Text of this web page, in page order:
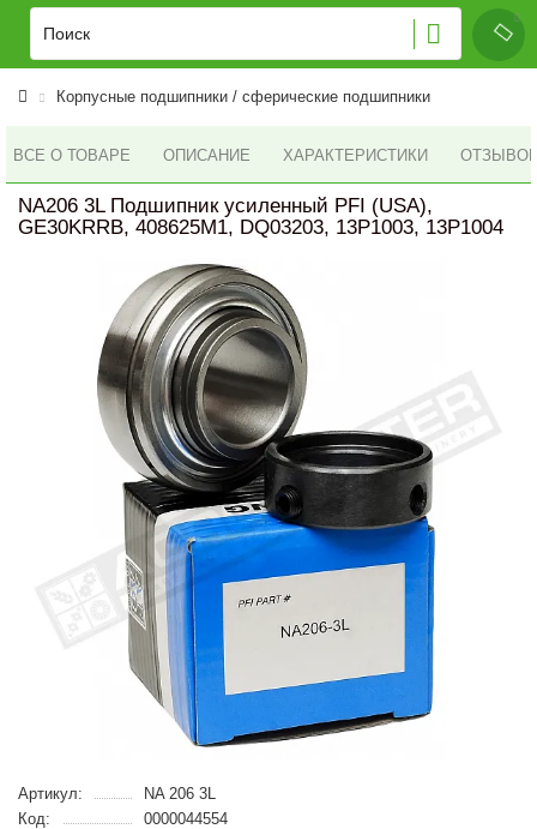
Корпусные подшипники / сферические подшипники
ВСЕ О ТОВАРЕ ОПИСАНИЕ ХАРАКТЕРИСТИКИ ОТЗЫВОВ
NA206 3L Подшипник усиленный PFI (USA),
GE30KRRB, 408625M1, DQ03203, 13P1003, 13P1004
Артикул:
NA 206 3L
Код:
0000044554